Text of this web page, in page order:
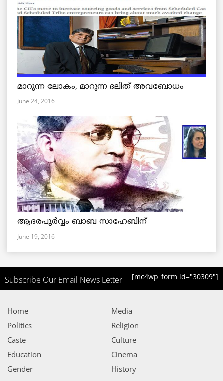
മാറുന്ന ലോകം, മാറുന്ന ദലിത് അവബോധം
June 24, 2016
ആദരപൂര്‍വ്വം ബാബ സാഹേബിന്
June 19, 2016
Subscribe Our Email News Letter [mc4wp_form id="30309"]
Home
Politics
Caste
Education
Gender
Media
Religion
Culture
Cinema
History